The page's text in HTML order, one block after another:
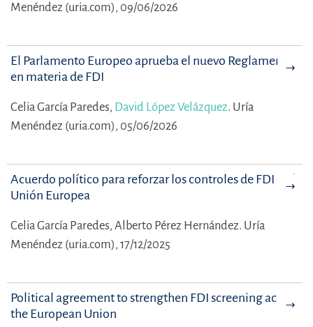
Menéndez (uria.com), 09/06/2026
El Parlamento Europeo aprueba el nuevo Reglamento
en materia de FDI
Celia García Paredes, David López Velázquez. Uría
Menéndez (uria.com), 05/06/2026
Acuerdo político para reforzar los controles de FDI en la
Unión Europea
Celia García Paredes, Alberto Pérez Hernández. Uría
Menéndez (uria.com), 17/12/2025
Political agreement to strengthen FDI screening across
the European Union